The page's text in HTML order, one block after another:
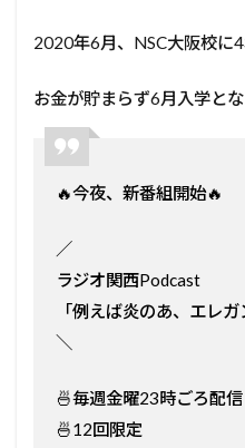
2020年6月、NSC大阪校に
お金が貯まらず6月入学とな
🔥今夜、新番組開始🔥
／
ラジオ関西Podcast
「例えば炎のあ、エレガ
＼
🍜毎週金曜23時ごろ配信
🍜12回限定